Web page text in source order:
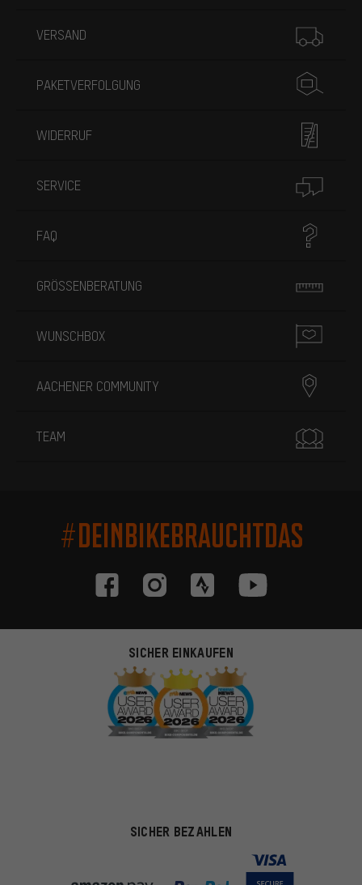
VERSAND
PAKETVERFOLGUNG
WIDERRUF
SERVICE
FAQ
GRÖSSENBERATUNG
WUNSCHBOX
AACHENER COMMUNITY
TEAM
#DEINBIKEBRAUCHTDAS
SICHER EINKAUFEN
SICHER BEZAHLEN